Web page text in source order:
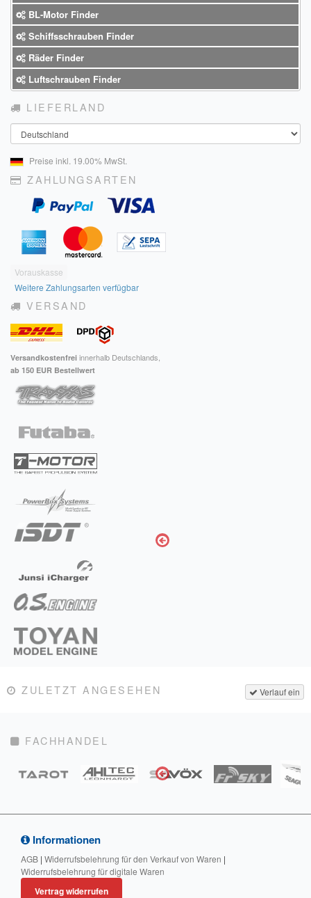
BL-Motor Finder
Schiffsschrauben Finder
Räder Finder
Luftschrauben Finder
LIEFERLAND
Land
Preise inkl. 19.00% MwSt.
ZAHLUNGSARTEN
Vorauskasse
Weitere Zahlungsarten verfügbar
VERSAND
Versandkostenfrei innerhalb Deutschlands,
ab 150 EUR Bestellwert
Verlauf ein
ZULETZT ANGESEHEN
FACHHANDEL
Informationen
AGB | Widerrufsbelehrung für den Verkauf von Waren |
Widerrufsbelehrung für digitale Waren
Vertrag widerrufen